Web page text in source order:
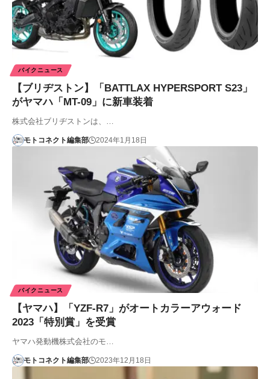
バイクニュース
【ブリヂストン】「BATTLAX HYPERSPORT S23」
がヤマハ「MT-09」に新車装着
株式会社ブリヂストンは、…
モトコネクト編集部 2024年1月18日
バイクニュース
【ヤマハ】「YZF-R7」がオートカラーアウォード
2023「特別賞」を受賞
ヤマハ発動機株式会社のモ…
モトコネクト編集部 2023年12月18日